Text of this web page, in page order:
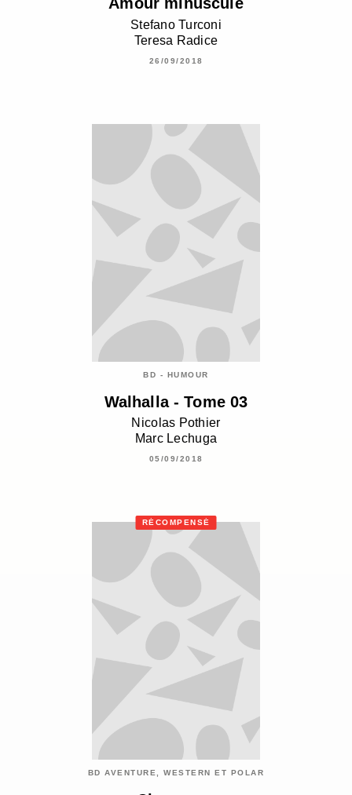
Stefano Turconi
Teresa Radice
26/09/2018
BD - HUMOUR
Walhalla - Tome 03
Nicolas Pothier
Marc Lechuga
05/09/2018
RÉCOMPENSÉ
BD AVENTURE, WESTERN ET POLAR